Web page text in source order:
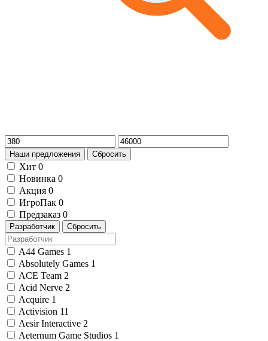
Наши предложения Сбросить
Хит 0
Новинка 0
Акция 0
ИгроПак 0
Предзаказ 0
Разработчик Сбросить
A44 Games 1
Absolutely Games 1
ACE Team 2
Acid Nerve 2
Acquire 1
Activision 11
Aesir Interactive 2
Aeternum Game Studios 1